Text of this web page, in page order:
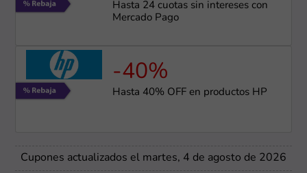
Hasta 24 cuotas sin intereses con
Mercado Pago
-40%
Hasta 40% OFF en productos HP
Cupones actualizados el martes, 4 de agosto de 2026